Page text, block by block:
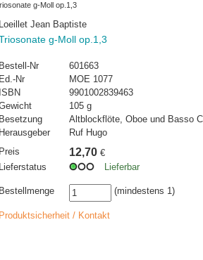
g-Moll op.1,3
Loeillet Jean Baptiste
g-Moll op.1,3
Bestell-Nr
601663
Ed.-Nr
MOE 1077
ISBN
9901002839463
105 g
Besetzung
Altblockflöte, Oboe und Basso
Herausgeber
Ruf Hugo
Preis
12,70 €
Lieferstatus
Lieferbar
Bestellmenge (mindestens 1)
Produktsicherheit / Kontakt